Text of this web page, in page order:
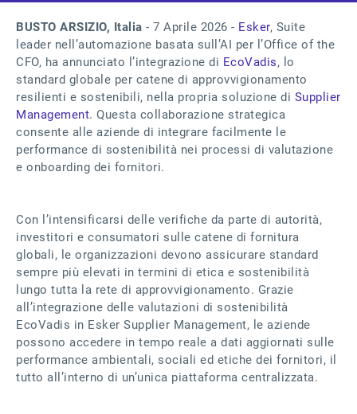
BUSTO ARSIZIO, Italia - 7 Aprile 2026 - Esker, Suite
leader nell’automazione basata sull’AI per l’Office of the
CFO, ha annunciato l’integrazione di EcoVadis, lo
standard globale per catene di approvvigionamento
resilienti e sostenibili, nella propria soluzione di Supplier
Management. Questa collaborazione strategica
consente alle aziende di integrare facilmente le
performance di sostenibilità nei processi di valutazione
e onboarding dei fornitori.
Con l’intensificarsi delle verifiche da parte di autorità,
investitori e consumatori sulle catene di fornitura
globali, le organizzazioni devono assicurare standard
sempre più elevati in termini di etica e sostenibilità
lungo tutta la rete di approvvigionamento. Grazie
all’integrazione delle valutazioni di sostenibilità
EcoVadis in Esker Supplier Management, le aziende
possono accedere in tempo reale a dati aggiornati sulle
performance ambientali, sociali ed etiche dei fornitori, il
tutto all’interno di un’unica piattaforma centralizzata.